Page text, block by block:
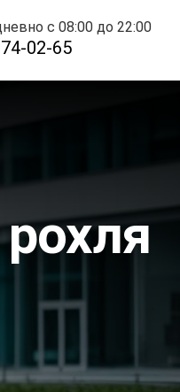
с 08:00 до 22:00
02-65